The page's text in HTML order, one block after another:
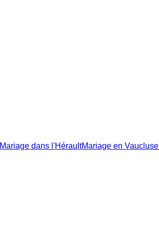
Mariage dans l'HéraultMariage en Vaucluse